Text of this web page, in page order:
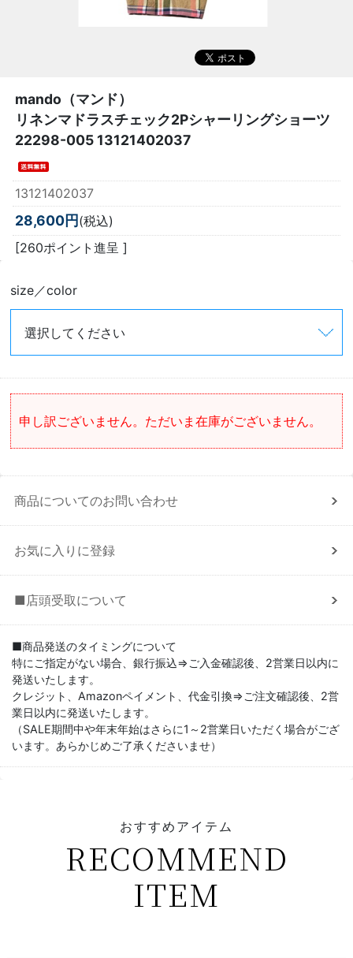
mando（マンド）
リネンマドラスチェック2Pシャーリングショーツ
22298-005 13121402037
13121402037
28,600円(税込)
[260ポイント進呈 ]
size／color
申し訳ございません。ただいま在庫がございません。
商品についてのお問い合わせ
お気に入りに登録
■店頭受取について
■商品発送のタイミングについて
特にご指定がない場合、銀行振込⇒ご入金確認後、2営業日以内に
発送いたします。
クレジット、Amazonペイメント、代金引換⇒ご注文確認後、2営
業日以内に発送いたします。
（SALE期間中や年末年始はさらに1～2営業日いただく場合がござ
います。あらかじめご了承くださいませ）
おすすめアイテム
RECOMMEND
ITEM